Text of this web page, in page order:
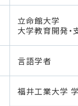
立命館大学
大学教育開発・
言語学者
福井工業大学